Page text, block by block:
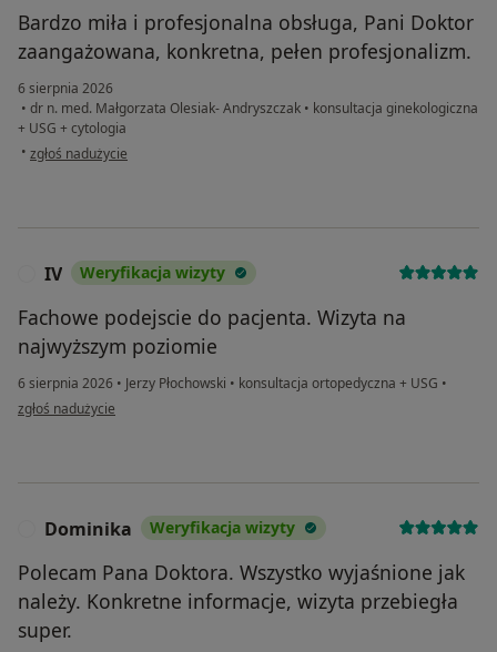
Bardzo miła i profesjonalna obsługa, Pani Doktor
zaangażowana, konkretna, pełen profesjonalizm.
6 sierpnia 2026
• dr n. med. Małgorzata Olesiak- Andryszczak • konsultacja ginekologiczna
+ USG + cytologia
• w opinii użytkownika Ewelina
zgłoś nadużycie
IV Weryfikacja wizyty
Fachowe podejscie do pacjenta. Wizyta na
najwyższym poziomie
6 sierpnia 2026 • Jerzy Płochowski • konsultacja ortopedyczna + USG •
w opinii użytkownika IV
zgłoś nadużycie
Dominika Weryfikacja wizyty
Polecam Pana Doktora. Wszystko wyjaśnione jak
należy. Konkretne informacje, wizyta przebiegła
super.